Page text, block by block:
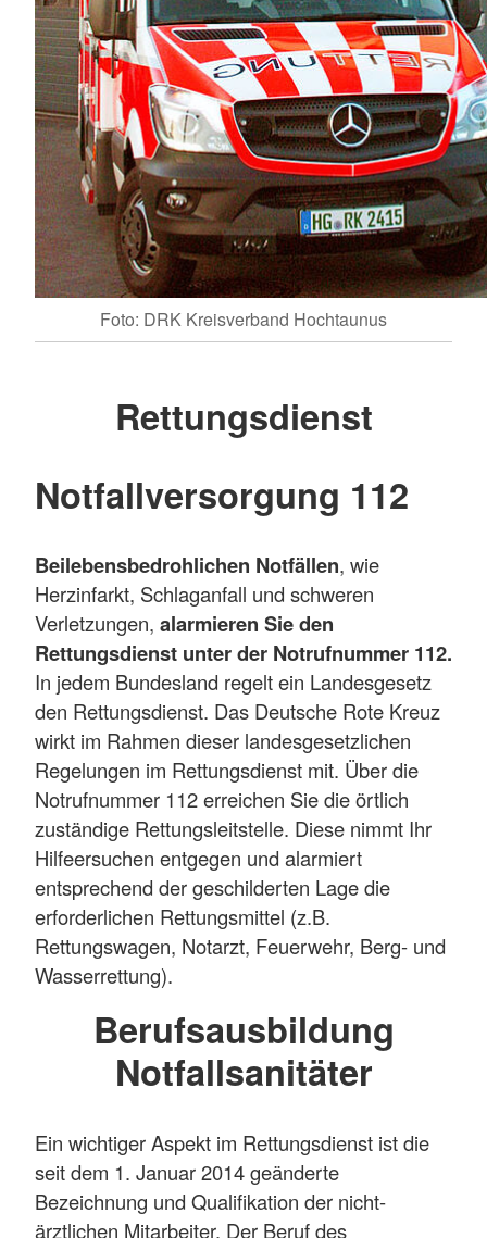
Foto: DRK Kreisverband Hochtaunus
Rettungsdienst
Notfallversorgung 112
Beilebensbedrohlichen Notfällen, wie
Herzinfarkt, Schlaganfall und schweren
Verletzungen, alarmieren Sie den
Rettungsdienst unter der Notrufnummer 112.
In jedem Bundesland regelt ein Landesgesetz
den Rettungsdienst. Das Deutsche Rote Kreuz
wirkt im Rahmen dieser landesgesetzlichen
Regelungen im Rettungsdienst mit. Über die
Notrufnummer 112 erreichen Sie die örtlich
zuständige Rettungsleitstelle. Diese nimmt Ihr
Hilfeersuchen entgegen und alarmiert
entsprechend der geschilderten Lage die
erforderlichen Rettungsmittel (z.B.
Rettungswagen, Notarzt, Feuerwehr, Berg- und
Wasserrettung).
Berufsausbildung
Notfallsanitäter
Ein wichtiger Aspekt im Rettungsdienst ist die
seit dem 1. Januar 2014 geänderte
Bezeichnung und Qualifikation der nicht-
ärztlichen Mitarbeiter. Der Beruf des